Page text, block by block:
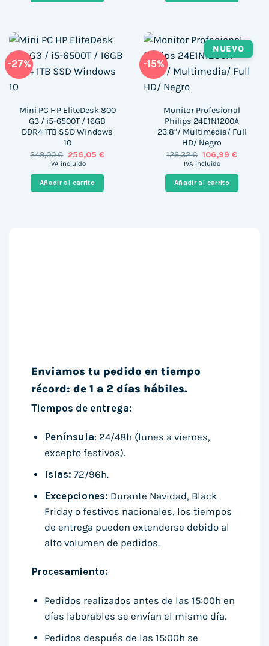
-27%
Mini PC HP EliteDesk 800
G3 / i5-6500T / 16GB
DDR4 1TB SSD Windows
10
349,00€ El
precio
era:
349,00 €.
256,05 €El
es:
256,05 €.
IVA incluido
Añadir al carrito
-15%
NUEVO
Monitor Profesional
Philips 24E1N1200A
23.8″/ Multimedia/ Full
HD/ Negro
126,32€ El
precio
era:
126,32 €.
106,99 €El
es:
106,99 €.
IVA incluido
Añadir al carrito
Enviamos tu pedido en tiempo
récord: de 1 a 2 días hábiles.
Tiempos de entrega:
Península: 24/48h (lunes a viernes,
excepto festivos).
Islas: 72/96h.
Excepciones: Durante Navidad, Black
Friday o festivos nacionales, los tiempos
de entrega pueden extenderse debido al
alto volumen de pedidos.
Procesamiento:
Pedidos realizados antes de las 15:00h en
días laborables se envían el mismo día.
Pedidos después de las 15:00h se